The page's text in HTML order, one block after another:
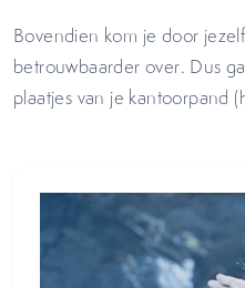
Bovendien kom je door
betrouwbaarder over. Dus
plaatjes van je kantoorpand